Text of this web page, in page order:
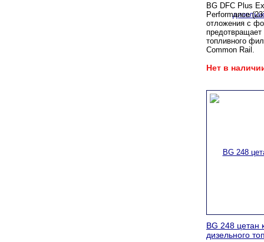
BG DFC Plus
Performance
отложения с
предотвращает
топливного
Common Rail.
Нет в
BG 248 цетан
дизельного